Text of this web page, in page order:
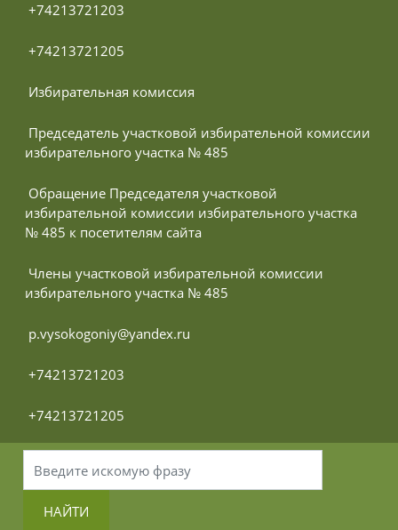
+74213721203
+74213721205
Избирательная комиссия
избирательного участка № 485
избирательной комиссии избирательного участка
№ 485 к посетителям сайта
избирательного участка № 485
p.vysokogoniy@yandex.ru
+74213721203
+74213721205
НАЙТИ